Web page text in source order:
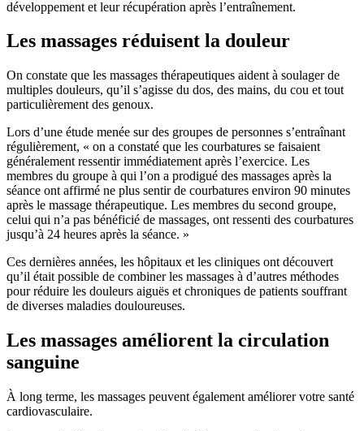
développement et leur récupération après l’entraînement.
Les massages réduisent la douleur
On constate que les massages thérapeutiques aident à soulager de
multiples douleurs, qu’il s’agisse du dos, des mains, du cou et tout
particulièrement des genoux.
Lors d’une étude menée sur des groupes de personnes s’entraînant
régulièrement, « on a constaté que les courbatures se faisaient
généralement ressentir immédiatement après l’exercice. Les
membres du groupe à qui l’on a prodigué des massages après la
séance ont affirmé ne plus sentir de courbatures environ 90 minutes
après le massage thérapeutique. Les membres du second groupe,
celui qui n’a pas bénéficié de massages, ont ressenti des courbatures
jusqu’à 24 heures après la séance. »
Ces dernières années, les hôpitaux et les cliniques ont découvert
qu’il était possible de combiner les massages à d’autres méthodes
pour réduire les douleurs aiguës et chroniques de patients souffrant
de diverses maladies douloureuses.
Les massages améliorent la circulation
sanguine
À long terme, les massages peuvent également améliorer votre santé
cardiovasculaire.